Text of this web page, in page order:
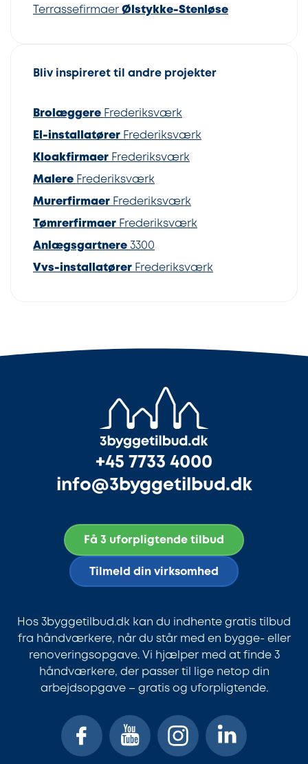
Terrassefirmaer Ølstykke-Stenløse
Bliv inspireret til andre projekter
Brolæggere Frederiksværk
El-installatører Frederiksværk
Kloakfirmaer Frederiksværk
Malere Frederiksværk
Murerfirmaer Frederiksværk
Tømrerfirmaer Frederiksværk
Anlægsgartnere 3300
Vvs-installatører Frederiksværk
+45 7733 4000
info@3byggetilbud.dk
Få 3 uforpligtende tilbud
Tilmeld din virksomhed
Hos 3byggetilbud.dk kan du indhente gratis tilbud
fra håndværkere, når du står med en bygge- eller
renoveringsopgave. Vi hjælper med at finde 3
håndværkere, der passer til lige netop din
arbejdsopgave – gratis og uforpligtende.